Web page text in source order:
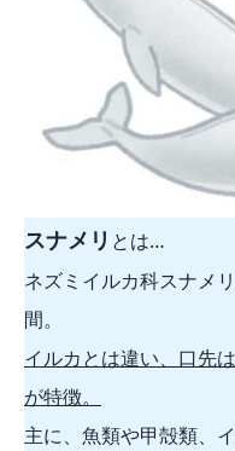
スナメリ とは…
ネズミイルカ科スナメ
間。
イルカとは違い、口先
が特徴。
主に、魚類や甲殻類、